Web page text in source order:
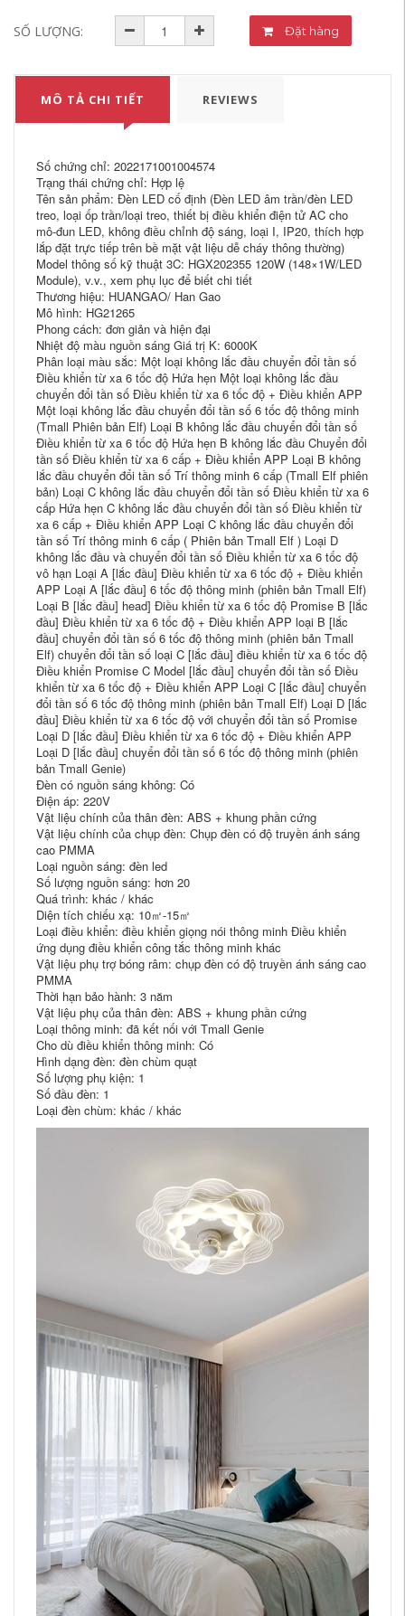
SỐ LƯỢNG: Đặt hàng
MÔ TẢ CHI TIẾT REVIEWS
Số chứng chỉ: 2022171001004574
Trạng thái chứng chỉ: Hợp lệ
Tên sản phẩm: Đèn LED cố định (Đèn LED âm trần/đèn LED
treo, loại ốp trần/loại treo, thiết bị điều khiển điện tử AC cho
mô-đun LED, không điều chỉnh độ sáng, loại I, IP20, thích hợp
lắp đặt trực tiếp trên bề mặt vật liệu dễ cháy thông thường)
Model thông số kỹ thuật 3C: HGX202355 120W (148×1W/LED
Module), v.v., xem phụ lục để biết chi tiết
Thương hiệu: HUANGAO/ Han Gao
Mô hình: HG21265
Phong cách: đơn giản và hiện đại
Nhiệt độ màu nguồn sáng Giá trị K: 6000K
Phân loại màu sắc: Một loại không lắc đầu chuyển đổi tần số
Điều khiển từ xa 6 tốc độ Hứa hẹn Một loại không lắc đầu
chuyển đổi tần số Điều khiển từ xa 6 tốc độ + Điều khiển APP
Một loại không lắc đầu chuyển đổi tần số 6 tốc độ thông minh
(Tmall Phiên bản Elf) Loại B không lắc đầu chuyển đổi tần số
Điều khiển từ xa 6 tốc độ Hứa hẹn B không lắc đầu Chuyển đổi
tần số Điều khiển từ xa 6 cấp + Điều khiển APP Loại B không
lắc đầu chuyển đổi tần số Trí thông minh 6 cấp (Tmall Elf phiên
bản) Loại C không lắc đầu chuyển đổi tần số Điều khiển từ xa 6
cấp Hứa hẹn C không lắc đầu chuyển đổi tần số Điều khiển từ
xa 6 cấp + Điều khiển APP Loại C không lắc đầu chuyển đổi
tần số Trí thông minh 6 cấp ( Phiên bản Tmall Elf ) Loại D
không lắc đầu và chuyển đổi tần số Điều khiển từ xa 6 tốc độ
vô hạn Loại A [lắc đầu] Điều khiển từ xa 6 tốc độ + Điều khiển
APP Loại A [lắc đầu] 6 tốc độ thông minh (phiên bản Tmall Elf)
Loại B [lắc đầu] head] Điều khiển từ xa 6 tốc độ Promise B [lắc
đầu] Điều khiển từ xa 6 tốc độ + Điều khiển APP loại B [lắc
đầu] chuyển đổi tần số 6 tốc độ thông minh (phiên bản Tmall
Elf) chuyển đổi tần số loại C [lắc đầu] điều khiển từ xa 6 tốc độ
Điều khiển Promise C Model [lắc đầu] chuyển đổi tần số Điều
khiển từ xa 6 tốc độ + Điều khiển APP Loại C [lắc đầu] chuyển
đổi tần số 6 tốc độ thông minh (phiên bản Tmall Elf) Loại D [lắc
đầu] Điều khiển từ xa 6 tốc độ với chuyển đổi tần số Promise
Loại D [lắc đầu] Điều khiển từ xa 6 tốc độ + Điều khiển APP
Loại D [lắc đầu] chuyển đổi tần số 6 tốc độ thông minh (phiên
bản Tmall Genie)
Đèn có nguồn sáng không: Có
Điện áp: 220V
Vật liệu chính của thân đèn: ABS + khung phần cứng
Vật liệu chính của chụp đèn: Chụp đèn có độ truyền ánh sáng
cao PMMA
Loại nguồn sáng: đèn led
Số lượng nguồn sáng: hơn 20
Quá trình: khác / khác
Diện tích chiếu xạ: 10㎡-15㎡
Loại điều khiển: điều khiển giọng nói thông minh Điều khiển
ứng dụng điều khiển công tắc thông minh khác
Vật liệu phụ trợ bóng râm: chụp đèn có độ truyền ánh sáng cao
PMMA
Thời hạn bảo hành: 3 năm
Vật liệu phụ của thân đèn: ABS + khung phần cứng
Loại thông minh: đã kết nối với Tmall Genie
Cho dù điều khiển thông minh: Có
Hình dạng đèn: đèn chùm quạt
Số lượng phụ kiện: 1
Số đầu đèn: 1
Loại đèn chùm: khác / khác